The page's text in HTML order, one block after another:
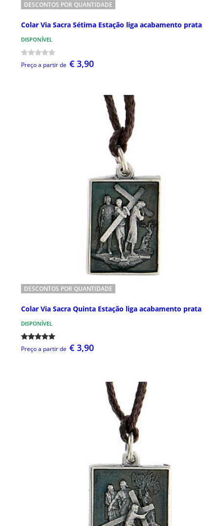
DESCONTOS POR QUANTIDADE
Colar Via Sacra Sétima Estação liga acabamento prata
DISPONÍVEL
Preço a partir de € 3,90
DESCONTOS POR QUANTIDADE
Colar Via Sacra Quinta Estação liga acabamento prata
DISPONÍVEL
Preço a partir de € 3,90